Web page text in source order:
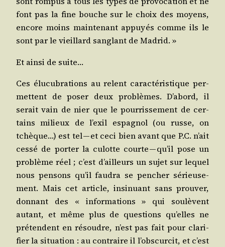
font pas la fine bouche sur le choix des moyens,
encore moins main­te­nant appuyés comme ils le
sont par le vieillard san­glant de Madrid. »
Et ain­si de suite…
Ces élu­cu­bra­tions au relent carac­té­ris­tique per­
mettent de poser deux pro­blèmes. D’a­bord, il
serait vain de nier que le pour­ris­se­ment de cer­
tains milieux de l’exil espa­gnol (ou russe, on
tchèque…) est tel — et ceci bien avant que P.C. n’ait
ces­sé de por­ter la culotte courte — qu’il pose un
pro­blème réel ; c’est d’ailleurs un sujet sur lequel
nous pen­sons qu’il fau­dra se pen­cher sérieu­se­
ment. Mais cet article, insi­nuant sans prou­ver,
don­nant des « infor­ma­tions » qui sou­lèvent
autant, et même plus de ques­tions qu’elles ne
pré­tendent en résoudre, n’est pas fait pour cla­ri­
fier la situa­tion : au contraire il l’obs­cur­cit, et c’est